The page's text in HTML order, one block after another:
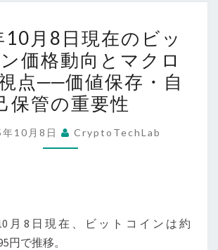
年
10
月
8
現
ト
月8日現在のビッ
価格動向とマクロ
点──価値保存・自
保管の重要性
10月8日 CryptoTechLab
月8日現在、ビットコインは約
円で推移。